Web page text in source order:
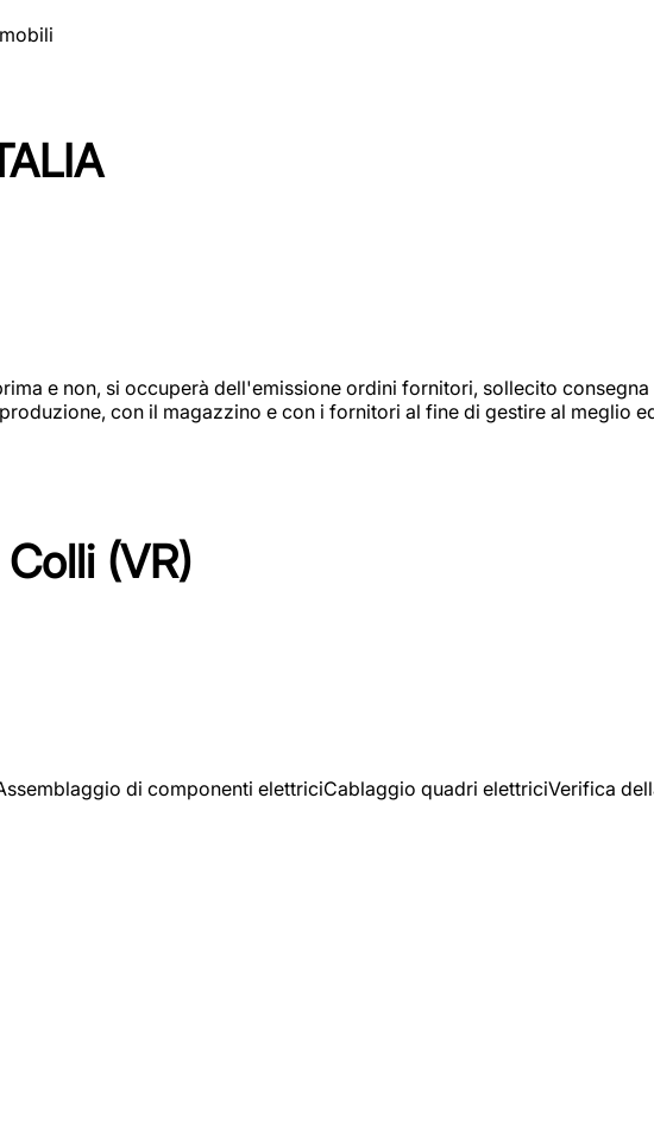
e non, si occuperà dell'emissione ordini fornitori, sollecito consegna
con il magazzino e con i fornitori al fine di gestire al meglio
(VR)
di componenti elettriciCablaggio quadri elettriciVerifica